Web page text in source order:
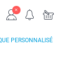
PERSONNALISÉ